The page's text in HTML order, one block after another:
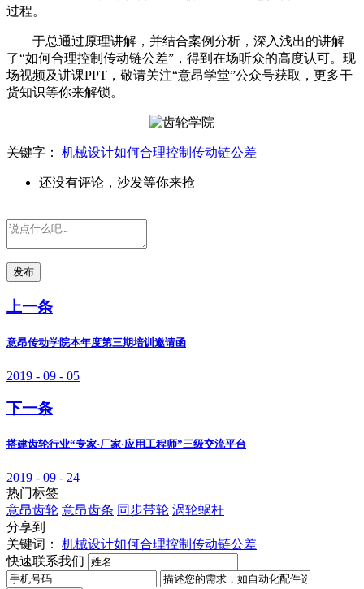
过程。
于总通过原理讲解，并结合案例分析，深入浅出的讲解
了“如何合理控制传动链公差”，得到在场听众的高度认可。现
场视频及讲课PPT，敬请关注“意昂学堂”公众号获取，更多干
货知识等你来解锁。
关键字： 机械设计如何合理控制传动链公差
还没有评论，沙发等你来抢
发布
上一条
意昂传动学院本年度第三期培训邀请函
2019 - 09 - 05
下一条
搭建齿轮行业“专家·厂家·应用工程师”三级交流平台
2019 - 09 - 24
热门标签
意昂齿轮 意昂齿条 同步带轮 涡轮蜗杆
分享到
关键词：
机械设计如何合理控制传动链公差
快速联系我们